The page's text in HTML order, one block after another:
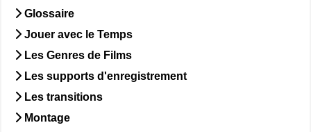
Glossaire
Jouer avec le Temps
Les Genres de Films
Les supports d'enregistrement
Les transitions
Montage